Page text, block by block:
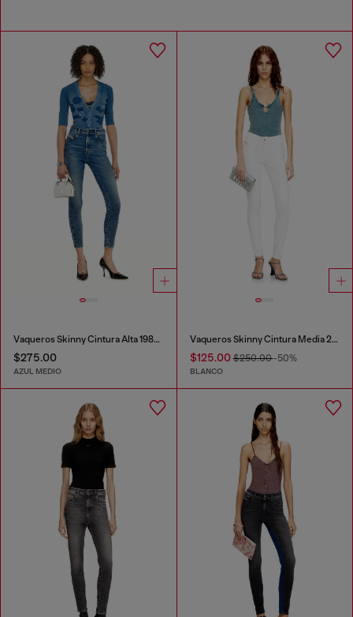
Vaqueros Skinny Cintura Alta 1984 Slandy-High
$275.00
AZUL MEDIO
Vaqueros Skinny Cintura Media 2017 Slandy
$125.00$250.00-50%
BLANCO